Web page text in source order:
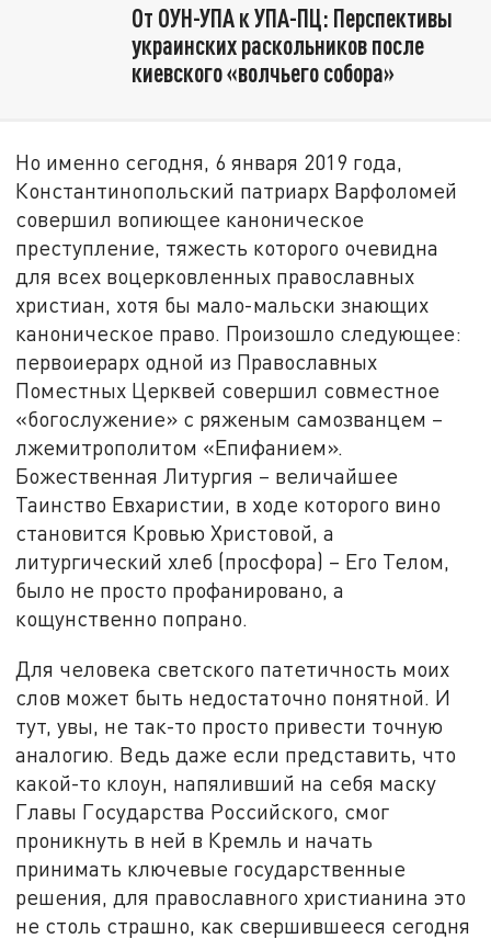
От ОУН-УПА к УПА-ПЦ: Перспективы
украинских раскольников после
киевского «волчьего собора»
Но именно сегодня, 6 января 2019 года,
Константинопольский патриарх Варфоломей
совершил вопиющее каноническое
преступление, тяжесть которого очевидна
для всех воцерковленных православных
христиан, хотя бы мало-мальски знающих
каноническое право. Произошло следующее:
первоиерарх одной из Православных
Поместных Церквей совершил совместное
«богослужение» с ряженым самозванцем –
лжемитрополитом «Епифанием».
Божественная Литургия – величайшее
Таинство Евхаристии, в ходе которого вино
становится Кровью Христовой, а
литургический хлеб (просфора) – Его Телом,
было не просто профанировано, а
кощунственно попрано.
Для человека светского патетичность моих
слов может быть недостаточно понятной. И
тут, увы, не так-то просто привести точную
аналогию. Ведь даже если представить, что
какой-то клоун, напяливший на себя маску
Главы Государства Российского, смог
проникнуть в ней в Кремль и начать
принимать ключевые государственные
решения, для православного христианина это
не столь страшно, как свершившееся сегодня